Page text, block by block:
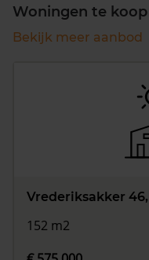
Woningen te
Bekijk meer aanbod
Vrederiksakker
152 m2